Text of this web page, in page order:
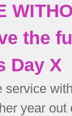
the
Day X
service
year